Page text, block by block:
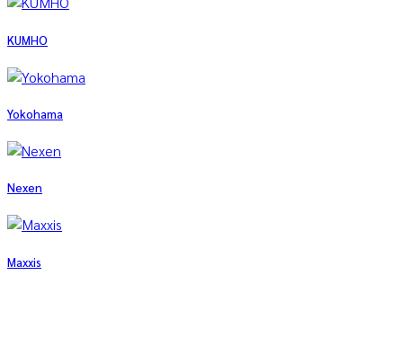
KUMHO
Yokohama
Nexen
Maxxis